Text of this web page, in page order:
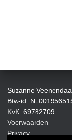
Suzanne
Btw-id:
KvK: 69782709
Voorwaarden
Privacy